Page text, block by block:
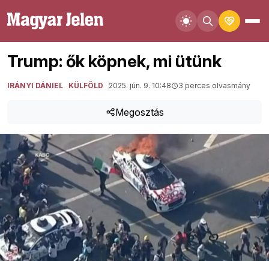
Trump: ők köpnek, mi ütünk
IRÁNYI DÁNIEL KÜLFÖLD 2025. jún. 9. 10:48 3 perces olvasmány
Megosztás